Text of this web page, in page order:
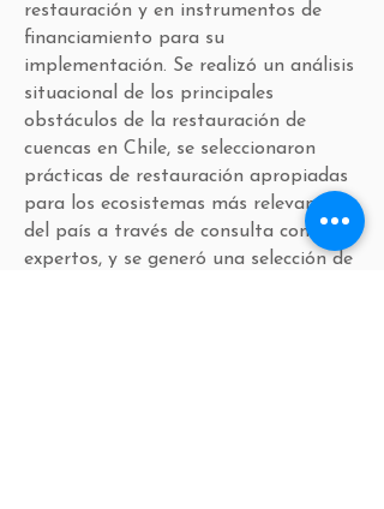
restauración y en instrumentos de
financiamiento para su
implementación. Se realizó un análisis
situacional de los principales
obstáculos de la restauración de
cuencas en Chile, se seleccionaron
prácticas de restauración apropiadas
para los ecosistemas más relevantes
del país a través de consulta con
expertos, y se generó una selección de